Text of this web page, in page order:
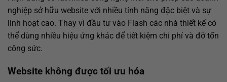
nghiệp sở hữu website với nhiều tính năng đặc biệt và sự
linh hoạt cao. Thay vì đầu tư vào Flash các nhà thiết kế có
thể dùng nhiều hiệu ứng khác để tiết kiệm chi phí và đỡ tốn
công sức.
Website không được tối ưu hóa